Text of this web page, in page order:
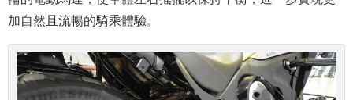
加自然且流暢的騎乘體驗。